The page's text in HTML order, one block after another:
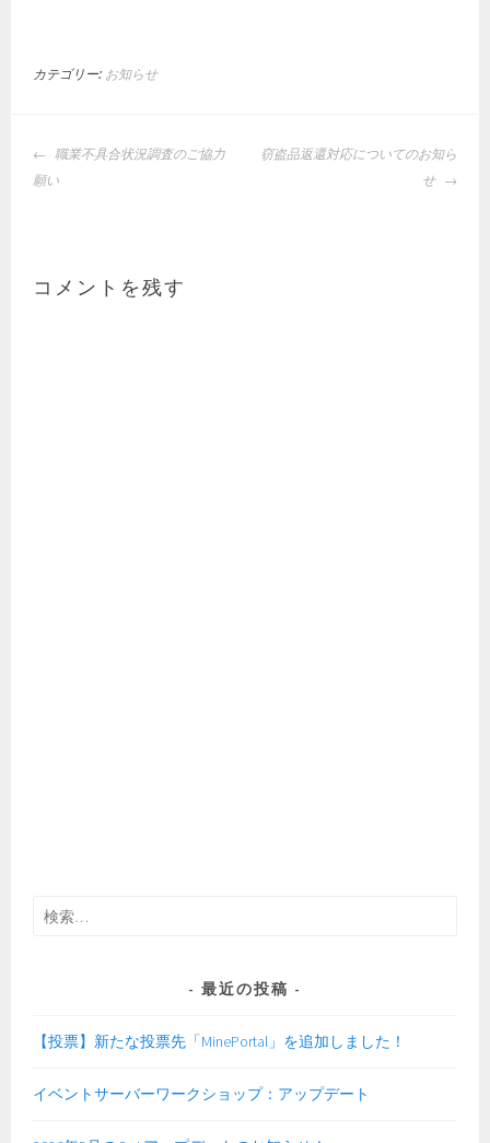
カテゴリー: お知らせ
投
稿
ー
職業不具合状況調査のご協力
願い
窃盗品返還対応についてのお知ら
せ
コメントを残す
検
最近の投稿
【投票】新たな投票先「MinePortal」を追加しました！
イベントサーバーワークショップ：アップデート